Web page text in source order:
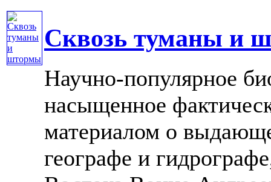
Сквозь туманы и
Научно-популярное
насыщенное
материалом о
географе и